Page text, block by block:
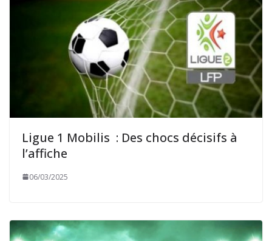
Ligue 1 Mobilis : Des chocs décisifs à
l’affiche
06/03/2025